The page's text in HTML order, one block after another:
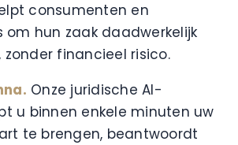
consumenten en
om hun zaak daadwerkelijk
zonder financieel risico.
Onze juridische AI-
u binnen enkele minuten uw
te brengen, beantwoordt